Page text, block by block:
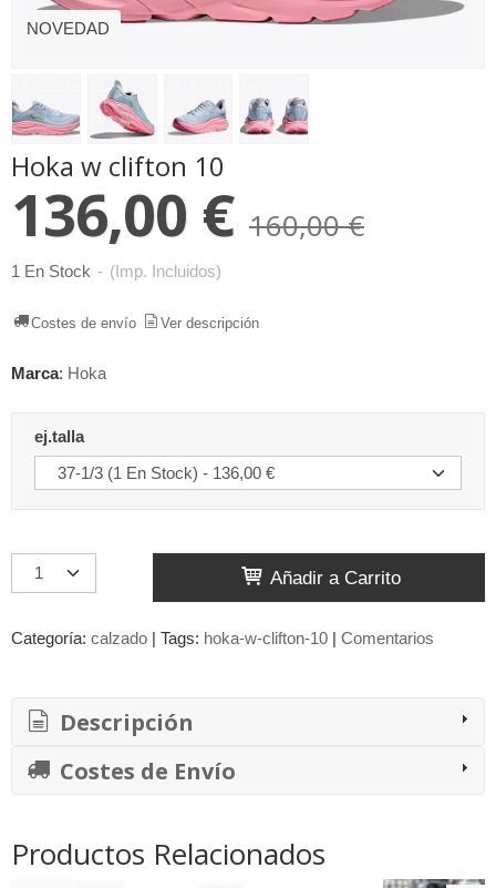
NOVEDAD
Hoka w clifton 10
136,00 € 160,00 €
1 En Stock - (Imp. Incluidos)
Costes de envío Ver descripción
Marca: Hoka
ej.talla
Añadir a Carrito
Categoría: calzado | Tags: hoka-w-clifton-10 | Comentarios
Descripción
Costes de Envío
Productos Relacionados